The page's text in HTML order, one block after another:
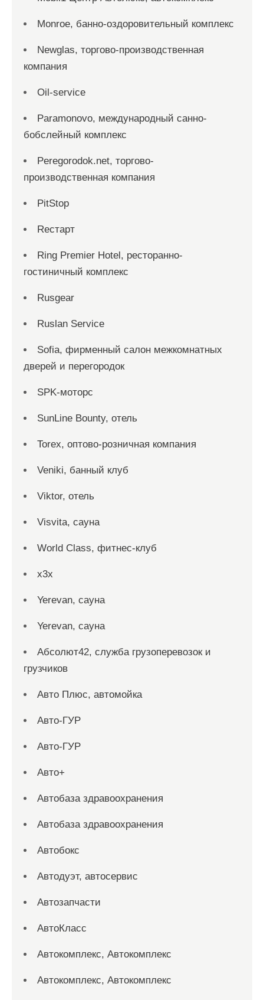
Monroe, банно-оздоровительный комплекс
Newglas, торгово-производственная
компания
Oil-service
Paramonovo, международный санно-
бобслейный комплекс
Peregorodok.net, торгово-
производственная компания
PitStop
Reстарт
Ring Premier Hotel, ресторанно-
гостиничный комплекс
Rusgear
Ruslan Service
Sofia, фирменный салон межкомнатных
дверей и перегородок
SPK-моторс
SunLine Bounty, отель
Torex, оптово-розничная компания
Veniki, банный клуб
Viktor, отель
Visvita, сауна
World Class, фитнес-клуб
x3x
Yerevan, сауна
Yerevan, сауна
Абсолют42, служба грузоперевозок и
грузчиков
Авто Плюс, автомойка
Авто-ГУР
Авто-ГУР
Авто+
Автобаза здравоохранения
Автобаза здравоохранения
Автобокс
Автодуэт, автосервис
Автозапчасти
АвтоКласс
Автокомплекс, Автокомплекс
Автокомплекс, Автокомплекс